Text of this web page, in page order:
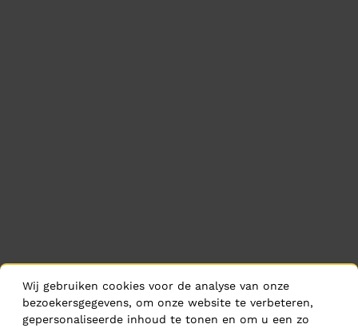
Wij gebruiken cookies voor de analyse van onze
bezoekersgegevens, om onze website te verbeteren,
gepersonaliseerde inhoud te tonen en om u een zo